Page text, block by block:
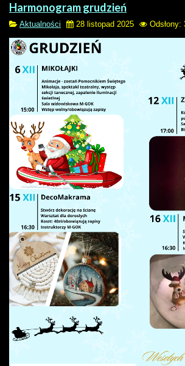
Harmonogram grudzień
Aktualności 28 listopad 2025 Odsłony: